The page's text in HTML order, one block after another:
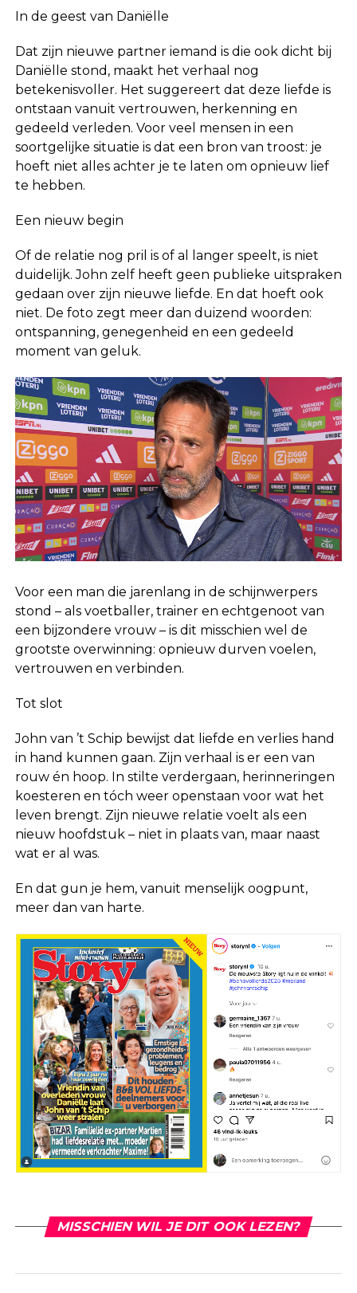
In de geest van Daniëlle
Dat zijn nieuwe partner iemand is die ook dicht bij
Daniëlle stond, maakt het verhaal nog
betekenisvoller. Het suggereert dat deze liefde is
ontstaan vanuit vertrouwen, herkenning en
gedeeld verleden. Voor veel mensen in een
soortgelijke situatie is dat een bron van troost: je
hoeft niet alles achter je te laten om opnieuw lief
te hebben.
Een nieuw begin
Of de relatie nog pril is of al langer speelt, is niet
duidelijk. John zelf heeft geen publieke uitspraken
gedaan over zijn nieuwe liefde. En dat hoeft ook
niet. De foto zegt meer dan duizend woorden:
ontspanning, genegenheid en een gedeeld
moment van geluk.
Voor een man die jarenlang in de schijnwerpers
stond – als voetballer, trainer en echtgenoot van
een bijzondere vrouw – is dit misschien wel de
grootste overwinning: opnieuw durven voelen,
vertrouwen en verbinden.
Tot slot
John van ’t Schip bewijst dat liefde en verlies hand
in hand kunnen gaan. Zijn verhaal is er een van
rouw én hoop. In stilte verdergaan, herinneringen
koesteren en tóch weer openstaan voor wat het
leven brengt. Zijn nieuwe relatie voelt als een
nieuw hoofdstuk – niet in plaats van, maar naast
wat er al was.
En dat gun je hem, vanuit menselijk oogpunt,
meer dan van harte.
MISSCHIEN WIL JE DIT OOK LEZEN?